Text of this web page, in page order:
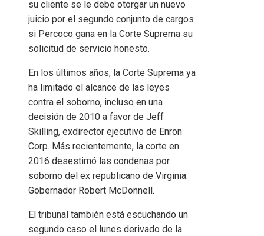
su cliente se le debe otorgar un nuevo
juicio por el segundo conjunto de cargos
si Percoco gana en la Corte Suprema su
solicitud de servicio honesto.
En los últimos años, la Corte Suprema ya
ha limitado el alcance de las leyes
contra el soborno, incluso en una
decisión de 2010 a favor de Jeff
Skilling, exdirector ejecutivo de Enron
Corp. Más recientemente, la corte en
2016 desestimó las condenas por
soborno del ex republicano de Virginia.
Gobernador Robert McDonnell.
El tribunal también está escuchando un
segundo caso el lunes derivado de la